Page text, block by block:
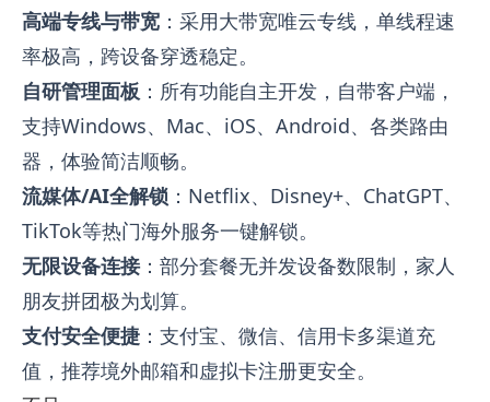
高端专线与带宽 ：采用大带宽唯云专线，单线程速
率极高，跨设备穿透稳定。
自研管理面板 ：所有功能自主开发，自带客户端，
支持Windows、Mac、iOS、Android、各类路由
器，体验简洁顺畅。
流媒体/AI全解锁 ：Netflix、Disney+、ChatGPT、
TikTok等热门海外服务一键解锁。
无限设备连接：部分套餐无并发设备数限制，家人
朋友拼团极为划算。
支付安全便捷 ：支付宝、微信、信用卡多渠道充
值，推荐境外邮箱和虚拟卡注册更安全。